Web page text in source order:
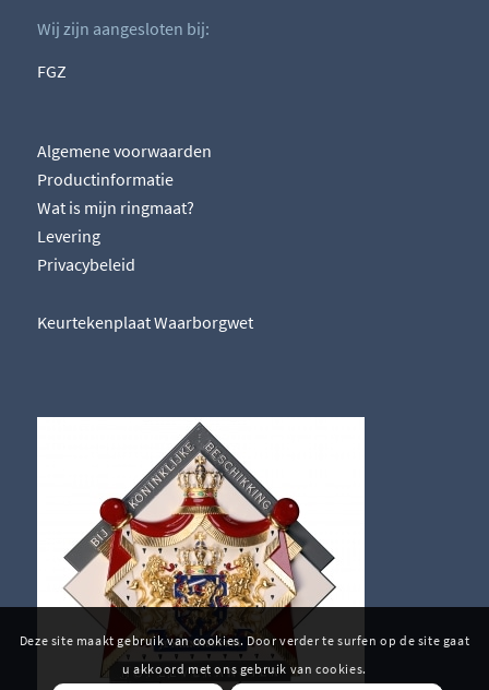
Wij zijn aangesloten bij:
FGZ
Algemene voorwaarden
Productinformatie
Wat is mijn ringmaat?
Levering
Privacybeleid
Keurtekenplaat Waarborgwet
Deze site maakt gebruik van cookies. Door verder te surfen op de site gaat
u akkoord met ons gebruik van cookies.